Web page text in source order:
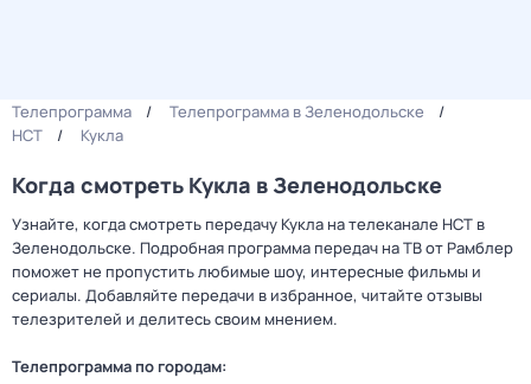
Телепрограмма
Телепрограмма в Зеленодольске
НСТ
Кукла
Когда смотреть Кукла в Зеленодольске
Узнайте, когда смотреть передачу Кукла на телеканале НСТ в
Зеленодольске. Подробная программа передач на ТВ от Рамблер
поможет не пропустить любимые шоу, интересные фильмы и
сериалы. Добавляйте передачи в избранное, читайте отзывы
телезрителей и делитесь своим мнением.
Телепрограмма по городам: